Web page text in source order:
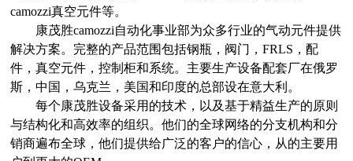
camozzi真空元件等。
康茂胜camozzi自动化事业部为众多行业的气动元件提供
解决方案。完整的产品范围包括钢瓶，阀门，FRLS，配
件，真空元件，控制柜和系统。主要生产设备配套厂在俄罗
斯，中国，乌克兰，美国和印度的总部设在意大利。
每个康茂胜设备采用的技术，以及基于精益生产的原则
与结构化和高效率的组织。他们的全球网络的分支机构和分
销商遍布全球，他们提供给广泛的客户的信心，从的主要用